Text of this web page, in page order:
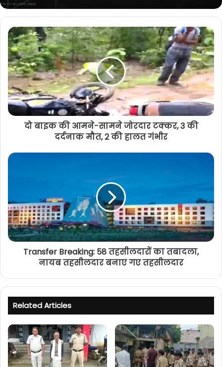
सामुदायिक भवन पर भाजपा विधायक का
कार्यालय, विपक्ष ने जताई आपत्ति, परिषद की
बैठक में मचा जमकर बवाल
दो बाइक की आमने-सामने जोरदार टक्कर, 3 की
दर्दनाक मौत, 2 की हालत गंभीर
Transfer Breaking: 58 तहसीलदारों का तबादला,
नायब तहसीलदार बनाए गए तहसीलदार
Related Articles